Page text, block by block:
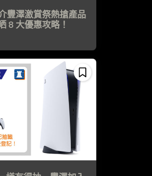
豐澤激賞祭熱搶產品
8 大優惠攻略！